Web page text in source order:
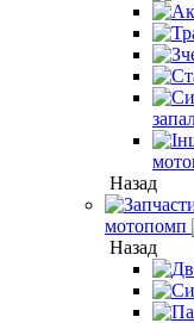
Назад
мотопомп
Назад